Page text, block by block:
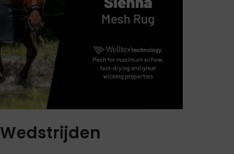
Wedstrijden